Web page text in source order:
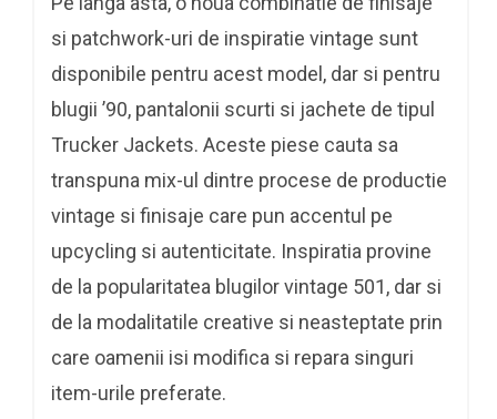
si patchwork-uri de inspiratie vintage sunt
disponibile pentru acest model, dar si pentru
blugii ’90, pantalonii scurti si jachete de tipul
Trucker Jackets. Aceste piese cauta sa
transpuna mix-ul dintre procese de productie
vintage si finisaje care pun accentul pe
upcycling si autenticitate. Inspiratia provine
de la popularitatea blugilor vintage 501, dar si
de la modalitatile creative si neasteptate prin
care oamenii isi modifica si repara singuri
item-urile preferate.